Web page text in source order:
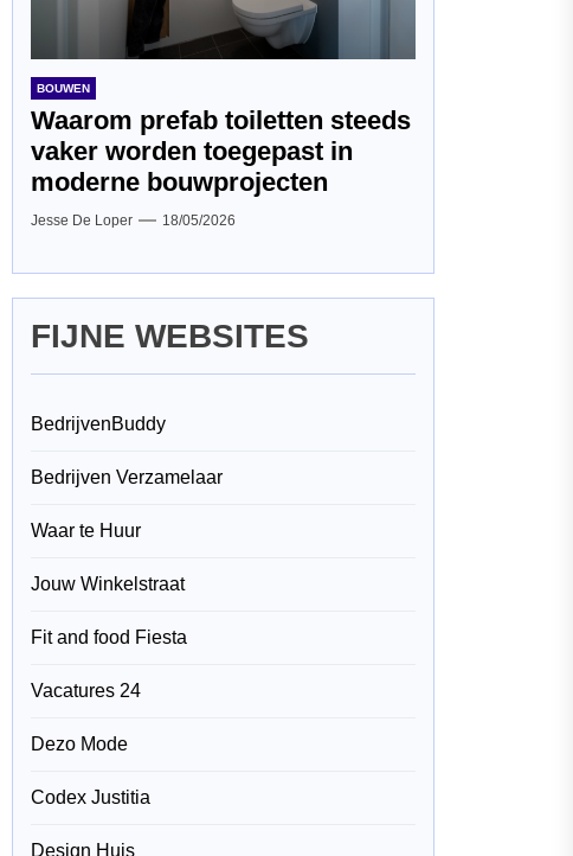
BOUWEN
Waarom prefab toiletten steeds
vaker worden toegepast in
moderne bouwprojecten
Jesse De Loper 18/05/2026
FIJNE WEBSITES
BedrijvenBuddy
Bedrijven Verzamelaar
Waar te Huur
Jouw Winkelstraat
Fit and food Fiesta
Vacatures 24
Dezo Mode
Codex Justitia
Design Huis